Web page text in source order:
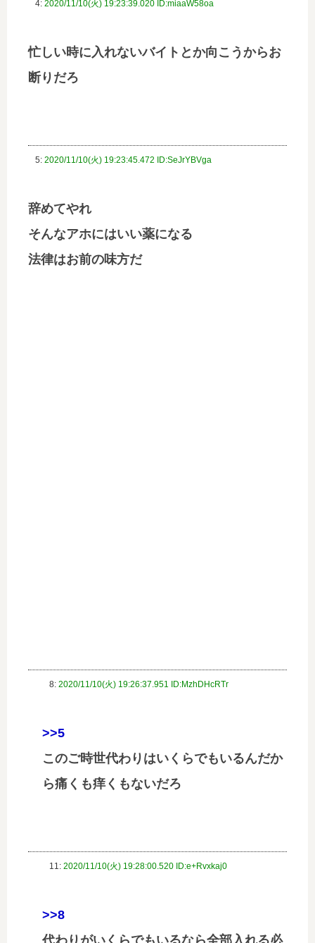
4: 2020/11/10(火) 19:23:39.020 ID:miaaW58oa
忙しい時に入れないバイトとか向こうからお
断りだろ
5: 2020/11/10(火) 19:23:45.472 ID:SeJrYBVga
辞めてやれ
そんなアホにはいい薬になる
法律はお前の味方だ
8: 2020/11/10(火) 19:26:37.951 ID:MzhDHcRTr
>>5
このご時世代わりはいくらでもいるんだか
ら痛くも痒くもないだろ
11: 2020/11/10(火) 19:28:00.520 ID:e+Rvxkaj0
>>8